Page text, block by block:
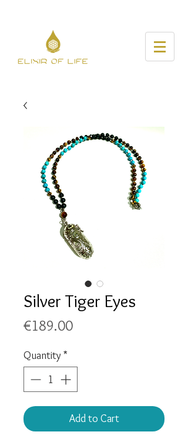
Silver Tiger Eyes
€189.00Price
Quantity *
Add to Cart